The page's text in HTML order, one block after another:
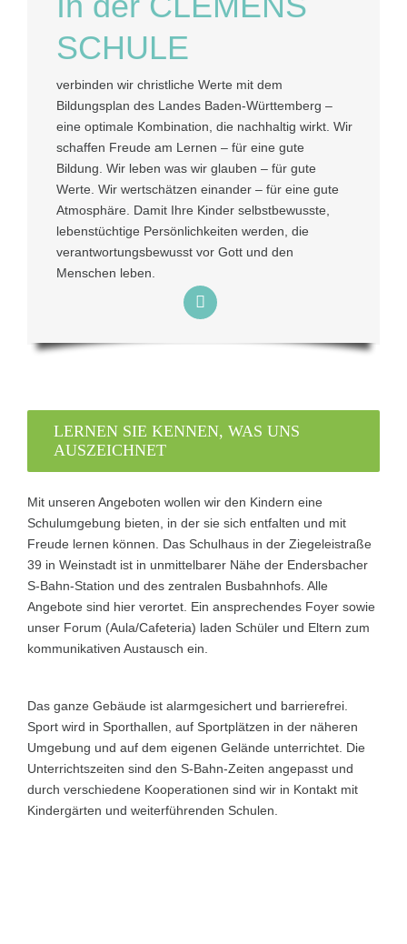
SCHULE
verbinden wir christliche Werte mit dem
Bildungsplan des Landes Baden-Württemberg –
eine optimale Kombination, die nachhaltig wirkt. Wir
schaffen Freude am Lernen – für eine gute
Bildung. Wir leben was wir glauben – für gute
Werte. Wir wertschätzen einander – für eine gute
Atmosphäre. Damit Ihre Kinder selbstbewusste,
lebenstüchtige Persönlichkeiten werden, die
verantwortungsbewusst vor Gott und den
Menschen leben.
LERNEN SIE KENNEN, WAS UNS
AUSZEICHNET
Mit unseren Angeboten wollen wir den Kindern eine
Schulumgebung bieten, in der sie sich entfalten und mit
Freude lernen können. Das Schulhaus in der Ziegeleistraße
39 in Weinstadt ist in unmittelbarer Nähe der Endersbacher
S-Bahn-Station und des zentralen Busbahnhofs. Alle
Angebote sind hier verortet. Ein ansprechendes Foyer sowie
unser Forum (Aula/Cafeteria) laden Schüler und Eltern zum
kommunikativen Austausch ein.
Das ganze Gebäude ist alarmgesichert und barrierefrei.
Sport wird in Sporthallen, auf Sportplätzen in der näheren
Umgebung und auf dem eigenen Gelände unterrichtet. Die
Unterrichtszeiten sind den S-Bahn-Zeiten angepasst und
durch verschiedene Kooperationen sind wir in Kontakt mit
Kindergärten und weiterführenden Schulen.